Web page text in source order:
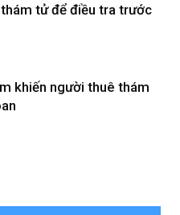
tử để điều tra trước
khiến người thuê thám